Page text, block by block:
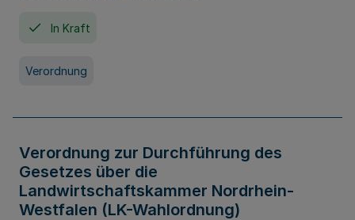
In Kraft
Verordnung
Verordnung zur Durchführung des
Gesetzes über die
Landwirtschaftskammer Nordrhein-
Westfalen (LK-Wahlordnung)